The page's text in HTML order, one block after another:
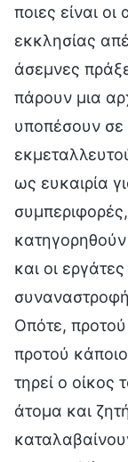
ποιες είναι οι
εκκλησίας
άσεμνες
πάρουν μια
υποπέσουν σε
ως ευκαιρία
κατηγορηθούν
και οι
συναναστροφή
Οπότε, προτού
προτού
τηρεί ο οίκος
άτομα και